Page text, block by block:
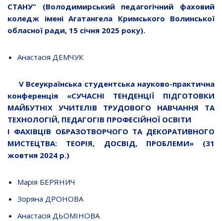
СТАНУ” (Володимирський педагогічний фаховий
коледж імені Агатангела Кримського Волинської
обласної ради, 15 січня 2025 року).
Анастасія ДЕМЧУК
V Всеукраїнська студентська науково-практична
конференція «СУЧАСНІ ТЕНДЕНЦІЇ ПІДГОТОВКИ
МАЙБУТНІХ УЧИТЕЛІВ ТРУДОВОГО НАВЧАННЯ ТА
ТЕХНОЛОГІЙ, ПЕДАГОГІВ ПРОФЕСІЙНОЇ ОСВІТИ
І ФАХІВЦІВ ОБРАЗОТВОРЧОГО ТА ДЕКОРАТИВНОГО
МИСТЕЦТВА: ТЕОРІЯ, ДОСВІД, ПРОБЛЕМИ» (31
жовтня 2024 р.)
Марія БЕРЯНИЧ
Зоряна ДРОНОВА
Анастасія ДЬОМІНОВА